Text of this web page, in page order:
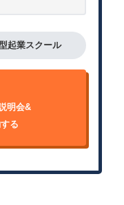
起業スクール
明会&
る